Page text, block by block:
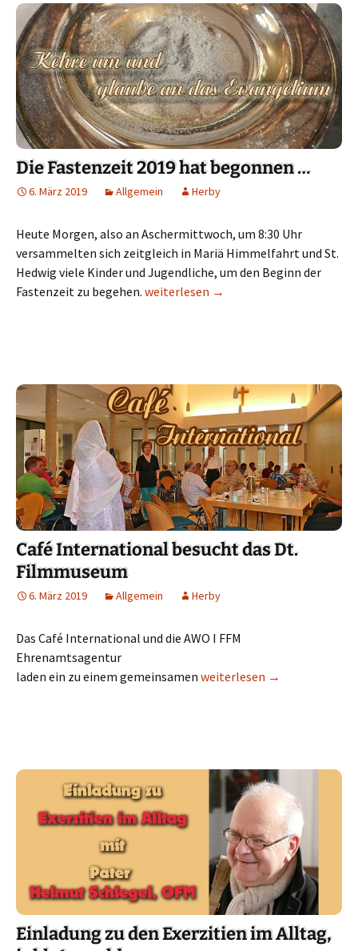
Die Fastenzeit 2019 hat begonnen …
6. März 2019 Allgemein Herby
Heute Morgen, also an Aschermittwoch, um 8:30 Uhr
versammelten sich zeitgleich in Mariä Himmelfahrt und St.
Hedwig viele Kinder und Jugendliche, um den Beginn der
Fastenzeit zu begehen. Die Fastenzeit 2019 hat begonnen …
weiterlesen →
Café International besucht das Dt.
Filmmuseum
6. März 2019 Allgemein Herby
Das Café International und die AWO I FFM
Ehrenamtsagentur
laden ein zu einem gemeinsamen Café International besucht
weiterlesen →
Einladung zu den Exerzitien im Alltag,